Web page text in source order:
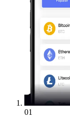
01